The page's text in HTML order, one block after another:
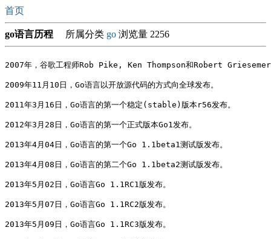
首页
go语言历程 所属分类 go 浏览量 2256
2007年，谷歌工程师Rob Pike, Ken Thompson和Robert Griesemer开
2009年11月10日，Go语言以开放源代码的方式向全球发布。
2011年3月16日，Go语言的第一个稳定(stable)版本r56发布。
2012年3月28日，Go语言的第一个正式版本Go1发布。
2013年4月04日，Go语言的第一个Go 1.1beta1测试版发布。
2013年4月08日，Go语言的第二个Go 1.1beta2测试版发布。
2013年5月02日，Go语言Go 1.1RC1版发布。
2013年5月07日，Go语言Go 1.1RC2版发布。
2013年5月09日，Go语言Go 1.1RC3版发布。